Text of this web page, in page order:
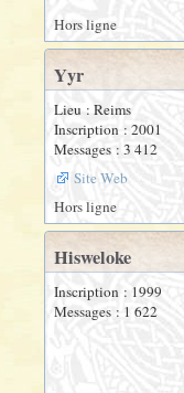
Hors ligne
Yyr
Lieu : Reims
Inscription : 2001
Messages : 3 412
Site Web
Hors ligne
Hisweloke
Inscription : 1999
Messages : 1 622